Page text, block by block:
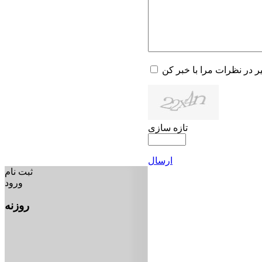
در نظرات مرا با خبر کن
تازه سازی
ارسال
ثبت نام
ورود
روزنه